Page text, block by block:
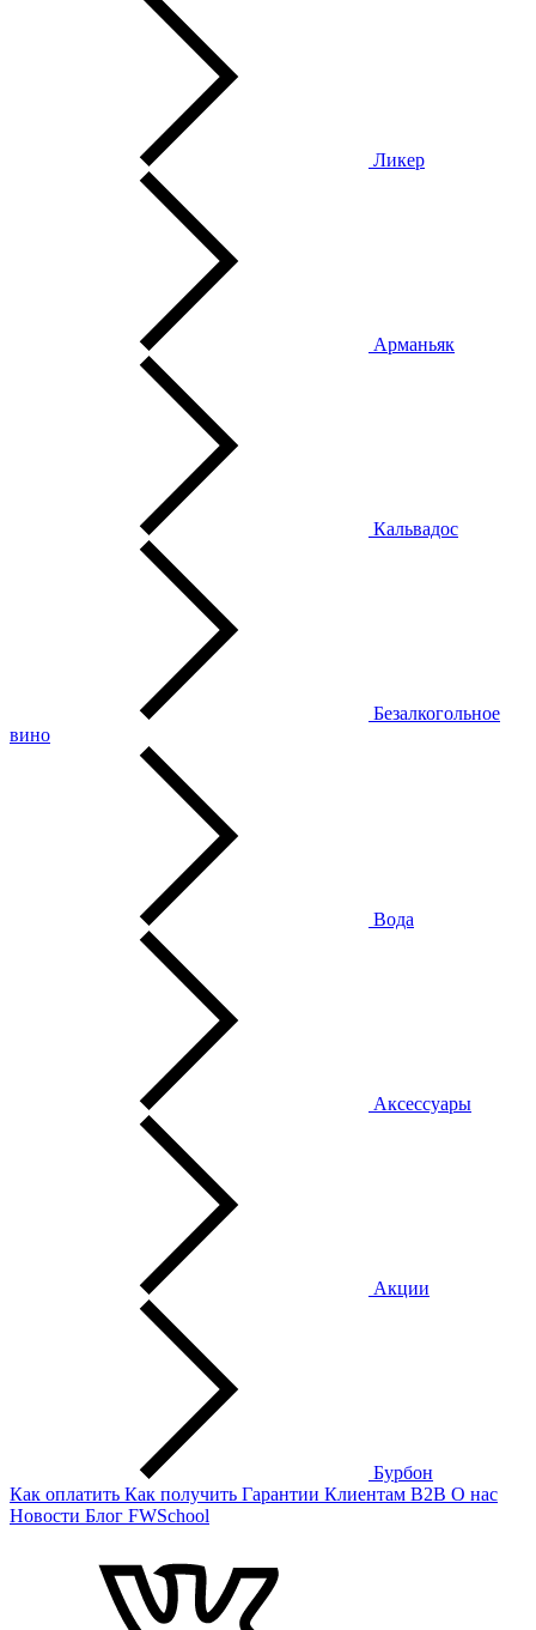
Ликер
Арманьяк
Кальвадос
Безалкогольное
вино
Вода
Аксессуары
Акции
Бурбон
Как оплатить Как получить Гарантии Клиентам B2B О нас
Новости Блог FWSchool